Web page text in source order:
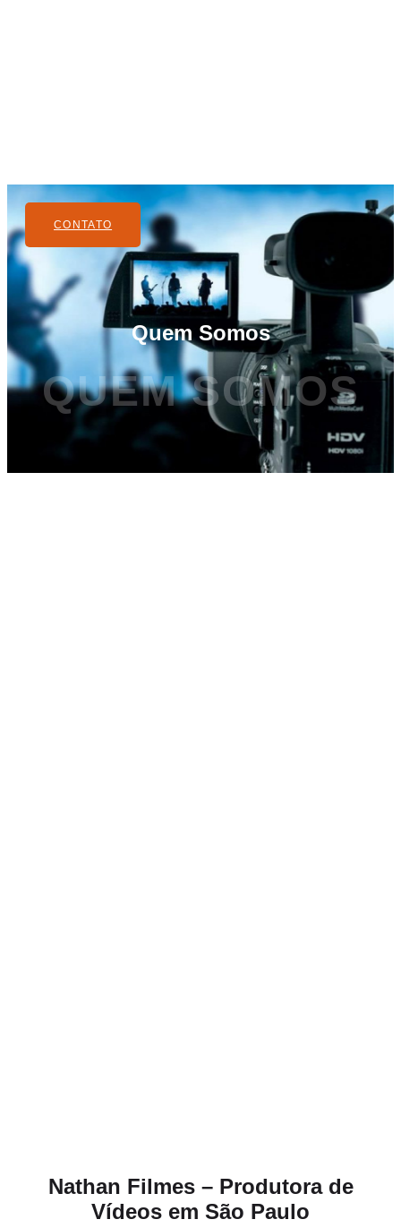
CONTATO
Quem Somos
QUEM SOMOS
Nathan Filmes – Produtora de
Vídeos em São Paulo